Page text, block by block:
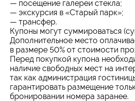
— посещение галереи стекла;
— экскурсия в «Старый парк»;
— трансфер.
Купоны могут суммироваться
Дополнительное место
в размере 50% от стоимости
Перед покупкой купона
наличие свободных мест на
так как администрация
гарантировать размещение
бронировании номера заранее.